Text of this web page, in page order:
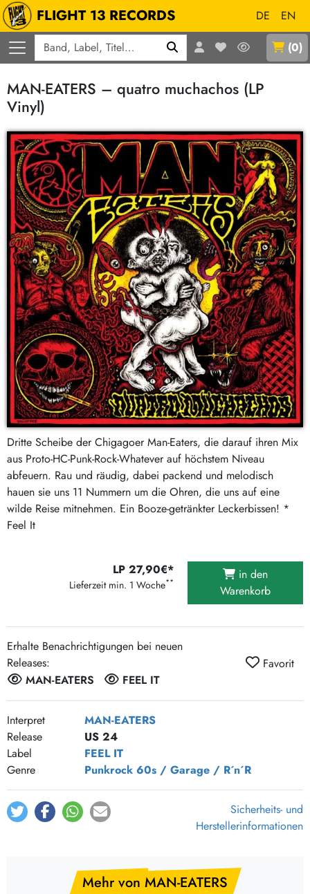
FLIGHT 13 RECORDS DE
EN
(0)
MAN-EATERS – quatro muchachos (LP
Vinyl)
Dritte Scheibe der Chigagoer Man-Eaters, die darauf ihren Mix
aus Proto-HC-Punk-Rock-Whatever auf höchstem Niveau
abfeuern. Rau und räudig, dabei packend und melodisch
hauen sie uns 11 Nummern um die Ohren, die uns auf eine
wilde Reise mitnehmen. Ein Booze-getränkter Leckerbissen! *
Feel It
LP 27,90€*
Lieferzeit min. 1 Woche**
in den
Warenkorb
Erhalte Benachrichtigungen bei neuen
Releases:
MAN-EATERS
FEEL IT
Favorit
Interpret
MAN-EATERS
Release
US 24
Label
FEEL IT
Genre
Punkrock 60s / Garage / R´n´R
Sicherheits- und
Herstellerinformationen
Mehr von MAN-EATERS